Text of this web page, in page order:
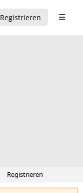
Registrieren
Registrieren